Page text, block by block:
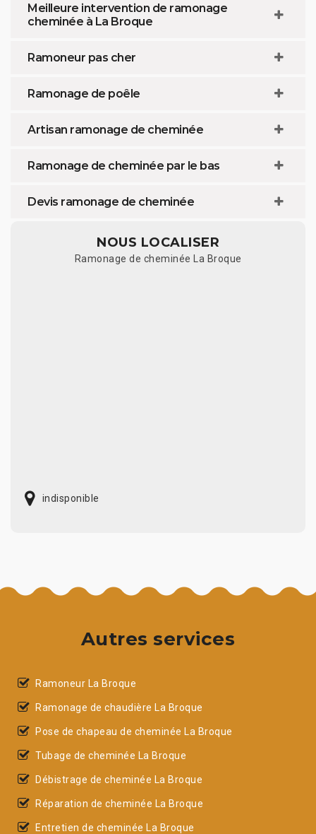
Meilleure intervention de ramonage
cheminée à La Broque
Ramoneur pas cher
Ramonage de poêle
Artisan ramonage de cheminée
Ramonage de cheminée par le bas
Devis ramonage de cheminée
NOUS LOCALISER
Ramonage de cheminée La Broque
indisponible
Autres services
Ramoneur La Broque
Ramonage de chaudière La Broque
Pose de chapeau de cheminée La Broque
Tubage de cheminée La Broque
Débistrage de cheminée La Broque
Réparation de cheminée La Broque
Entretien de cheminée La Broque